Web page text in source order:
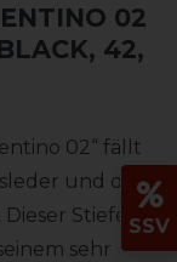
02
42,
02“ fällt
und dem
Stiefel
sehr
SSV